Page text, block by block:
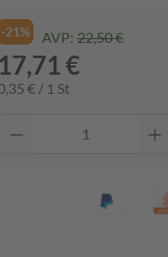
-21% AVP: 22,50 €
17,71 €
€ / 1 St